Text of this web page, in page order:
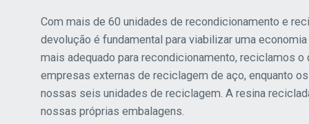
Com mais de 60 unidades de recondicionamento e
devolução é fundamental para viabilizar uma
mais adequado para recondicionamento, reciclamos
empresas externas de reciclagem de aço, enquanto
nossas seis unidades de reciclagem. A resina
nossas próprias embalagens.